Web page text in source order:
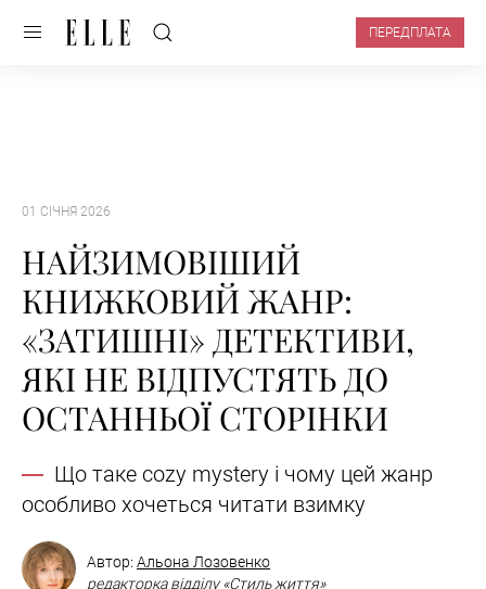
ПЕРЕДПЛАТА
01 СІЧНЯ 2026
НАЙЗИМОВІШИЙ
КНИЖКОВИЙ ЖАНР:
«ЗАТИШНІ» ДЕТЕКТИВИ,
ЯКІ НЕ ВІДПУСТЯТЬ ДО
ОСТАННЬОЇ СТОРІНКИ
Що таке cozy mystery і чому цей жанр
особливо хочеться читати взимку
Автор: Альона Лозовенко
редакторка відділу «Стиль життя»